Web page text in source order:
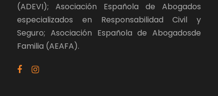
(ADEVI); Asociación Española de Abogados
especializados en Responsabilidad Civil y
Seguro; Asociación Española de Abogadosde
Familia (AEAFA).